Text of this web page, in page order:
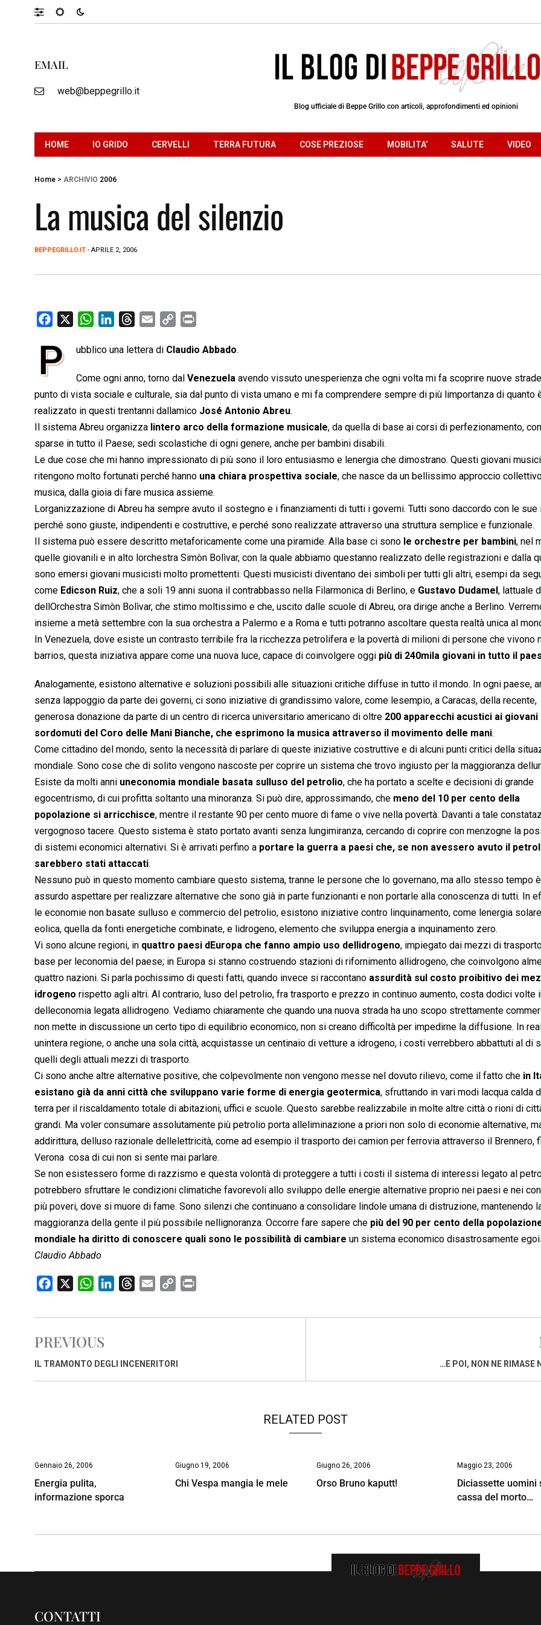
EMAIL
web@beppegrillo.it
Blog ufficiale di Beppe Grillo con articoli, approfondimenti ed opinioni
HOME IO GRIDO CERVELLI TERRA FUTURA COSE PREZIOSE MOBILITA’ SALUTE VIDEO
Home > ARCHIVIO 2006
La musica del silenzio
BEPPEGRILLO.IT - APRILE 2, 2006
c
e
o
o
k
W
a
s
A
p
p
n
e
d
I
n
r
a
d
s
a
l
p
L
i
n
k
i
t
P ubblico una lettera di Claudio Abbado.
Come ogni anno, torno dal Venezuela avendo vissuto unesperienza che ogni volta mi fa scoprire nuove
punto di vista sociale e culturale, sia dal punto di vista umano e mi fa comprendere sempre di più limportanza di quanto
realizzato in questi trentanni dallamico José Antonio Abreu.
Il sistema Abreu organizza lintero arco della formazione musicale, da quella di base ai corsi di perfezionamento,
sparse in tutto il Paese; sedi scolastiche di ogni genere, anche per bambini disabili.
Le due cose che mi hanno impressionato di più sono il loro entusiasmo e lenergia che dimostrano. Questi giovani
ritengono molto fortunati perché hanno una chiara prospettiva sociale, che nasce da un bellissimo approccio
musica, dalla gioia di fare musica assieme.
Lorganizzazione di Abreu ha sempre avuto il sostegno e i finanziamenti di tutti i governi. Tutti sono daccordo con le sue
perché sono giuste, indipendenti e costruttive, e perché sono realizzate attraverso una struttura semplice e funzionale.
Il sistema può essere descritto metaforicamente come una piramide. Alla base ci sono le orchestre per bambini, nel
quelle giovanili e in alto lorchestra Simòn Bolìvar, con la quale abbiamo questanno realizzato delle registrazioni e dalla
sono emersi giovani musicisti molto promettenti. Questi musicisti diventano dei simboli per tutti gli altri, esempi da
come Edicson Ruiz, che a soli 19 anni suona il contrabbasso nella Filarmonica di Berlino, e Gustavo Dudamel, lattuale
dellOrchestra Simòn Bolìvar, che stimo moltissimo e che, uscito dalle scuole di Abreu, ora dirige anche a Berlino.
insieme a metà settembre con la sua orchestra a Palermo e a Roma e tutti potranno ascoltare questa realtà unica al
In Venezuela, dove esiste un contrasto terribile fra la ricchezza petrolifera e la povertà di milioni di persone che vivono
barrios, questa iniziativa appare come una nuova luce, capace di coinvolgere oggi più di 240mila giovani in tutto il
Analogamente, esistono alternative e soluzioni possibili alle situazioni critiche diffuse in tutto il mondo. In ogni paese,
senza lappoggio da parte dei governi, ci sono iniziative di grandissimo valore, come lesempio, a Caracas, della recente,
generosa donazione da parte di un centro di ricerca universitario americano di oltre 200 apparecchi acustici ai giovani
sordomuti del Coro delle Mani Bianche, che esprimono la musica attraverso il movimento delle mani.
Come cittadino del mondo, sento la necessità di parlare di queste iniziative costruttive e di alcuni punti critici della
mondiale. Sono cose che di solito vengono nascoste per coprire un sistema che trovo ingiusto per la maggioranza
Esiste da molti anni uneconomia mondiale basata sulluso del petrolio, che ha portato a scelte e decisioni di grande
egocentrismo, di cui profitta soltanto una minoranza. Si può dire, approssimando, che meno del 10 per cento della
popolazione si arricchisce, mentre il restante 90 per cento muore di fame o vive nella povertà. Davanti a tale
vergognoso tacere. Questo sistema è stato portato avanti senza lungimiranza, cercando di coprire con menzogne la
di sistemi economici alternativi. Si è arrivati perfino a portare la guerra a paesi che, se non avessero avuto il
sarebbero stati attaccati.
Nessuno può in questo momento cambiare questo sistema, tranne le persone che lo governano, ma allo stesso tempo è
assurdo aspettare per realizzare alternative che sono già in parte funzionanti e non portarle alla conoscenza di tutti. In
le economie non basate sulluso e commercio del petrolio, esistono iniziative contro linquinamento, come lenergia
eolica, quella da fonti energetiche combinate, e lidrogeno, elemento che sviluppa energia a inquinamento zero.
Vi sono alcune regioni, in quattro paesi dEuropa che fanno ampio uso dellidrogeno, impiegato dai mezzi di
base per leconomia del paese; in Europa si stanno costruendo stazioni di rifornimento allidrogeno, che coinvolgono
quattro nazioni. Si parla pochissimo di questi fatti, quando invece si raccontano assurdità sul costo proibitivo dei
idrogeno rispetto agli altri. Al contrario, luso del petrolio, fra trasporto e prezzo in continuo aumento, costa dodici volte
delleconomia legata allidrogeno. Vediamo chiaramente che quando una nuova strada ha uno scopo strettamente
non mette in discussione un certo tipo di equilibrio economico, non si creano difficoltà per impedirne la diffusione. In
unintera regione, o anche una sola città, acquistasse un centinaio di vetture a idrogeno, i costi verrebbero abbattuti al di
quelli degli attuali mezzi di trasporto.
Ci sono anche altre alternative positive, che colpevolmente non vengono messe nel dovuto rilievo, come il fatto che in
esistano già da anni città che sviluppano varie forme di energia geotermica, sfruttando in vari modi lacqua calda
terra per il riscaldamento totale di abitazioni, uffici e scuole. Questo sarebbe realizzabile in molte altre città o rioni di
grandi. Ma voler consumare assolutamente più petrolio porta alleliminazione a priori non solo di economie alternative,
addirittura, delluso razionale dellelettricità, come ad esempio il trasporto dei camion per ferrovia attraverso il Brennero,
Verona  cosa di cui non si sente mai parlare.
Se non esistessero forme di razzismo e questa volontà di proteggere a tutti i costi il sistema di interessi legato al
potrebbero sfruttare le condizioni climatiche favorevoli allo sviluppo delle energie alternative proprio nei paesi e nei
più poveri, dove si muore di fame. Sono silenzi che continuano a consolidare lindole umana di distruzione, mantenendo
maggioranza della gente il più possibile nellignoranza. Occorre fare sapere che più del 90 per cento della
mondiale ha diritto di conoscere quali sono le possibilità di cambiare un sistema economico disastrosamente
Claudio Abbado
c
b
o
W
a
s
A
n
d
r
d
a
p
i
i
PREVIOUS
IL TRAMONTO DEGLI INCENERITORI …E POI, NON NE RIMASE
RELATED POST
Gennaio 26, 2006
Energia pulita,
informazione sporca
Giugno 19, 2006
Chi Vespa mangia le mele
Giugno 26, 2006
Orso Bruno kaputt!
Maggio 23, 2006
Diciassette uomini
cassa del morto…
CONTATTI